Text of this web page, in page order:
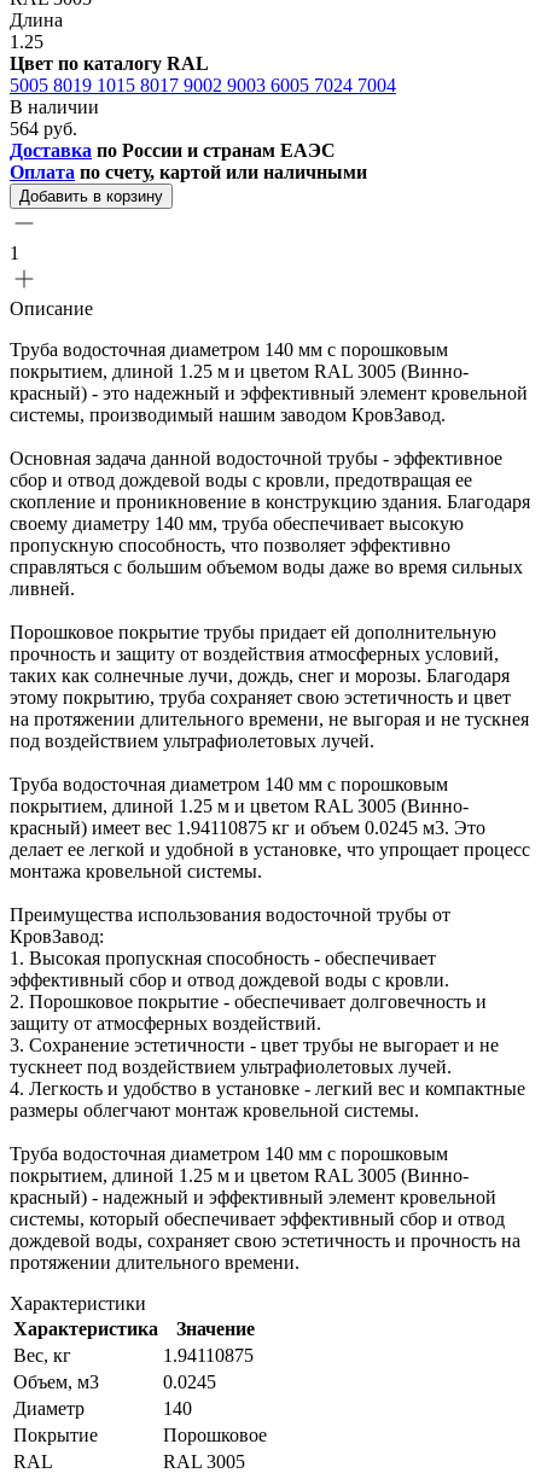
Длина
1.25
Цвет по каталогу RAL
5005 8019 1015 8017 9002 9003 6005 7024 7004
В наличии
564 руб.
Доставка по России и странам ЕАЭС
Оплата по счету, картой или наличными
Добавить в корзину
1
Описание
Труба водосточная диаметром 140 мм с порошковым
покрытием, длиной 1.25 м и цветом RAL 3005 (Винно-
красный) - это надежный и эффективный элемент кровельной
системы, производимый нашим заводом КровЗавод.
Основная задача данной водосточной трубы - эффективное
сбор и отвод дождевой воды с кровли, предотвращая ее
скопление и проникновение в конструкцию здания. Благодаря
своему диаметру 140 мм, труба обеспечивает высокую
пропускную способность, что позволяет эффективно
справляться с большим объемом воды даже во время сильных
ливней.
Порошковое покрытие трубы придает ей дополнительную
прочность и защиту от воздействия атмосферных условий,
таких как солнечные лучи, дождь, снег и морозы. Благодаря
этому покрытию, труба сохраняет свою эстетичность и цвет
на протяжении длительного времени, не выгорая и не тускнея
под воздействием ультрафиолетовых лучей.
Труба водосточная диаметром 140 мм с порошковым
покрытием, длиной 1.25 м и цветом RAL 3005 (Винно-
красный) имеет вес 1.94110875 кг и объем 0.0245 м3. Это
делает ее легкой и удобной в установке, что упрощает процесс
монтажа кровельной системы.
Преимущества использования водосточной трубы от
КровЗавод:
1. Высокая пропускная способность - обеспечивает
эффективный сбор и отвод дождевой воды с кровли.
2. Порошковое покрытие - обеспечивает долговечность и
защиту от атмосферных воздействий.
3. Сохранение эстетичности - цвет трубы не выгорает и не
тускнеет под воздействием ультрафиолетовых лучей.
4. Легкость и удобство в установке - легкий вес и компактные
размеры облегчают монтаж кровельной системы.
Труба водосточная диаметром 140 мм с порошковым
покрытием, длиной 1.25 м и цветом RAL 3005 (Винно-
красный) - надежный и эффективный элемент кровельной
системы, который обеспечивает эффективный сбор и отвод
дождевой воды, сохраняет свою эстетичность и прочность на
протяжении длительного времени.
Характеристики
Характеристика
Значение
Вес, кг
1.94110875
Объем, м3
0.0245
Диаметр
140
Покрытие
Порошковое
RAL
RAL 3005